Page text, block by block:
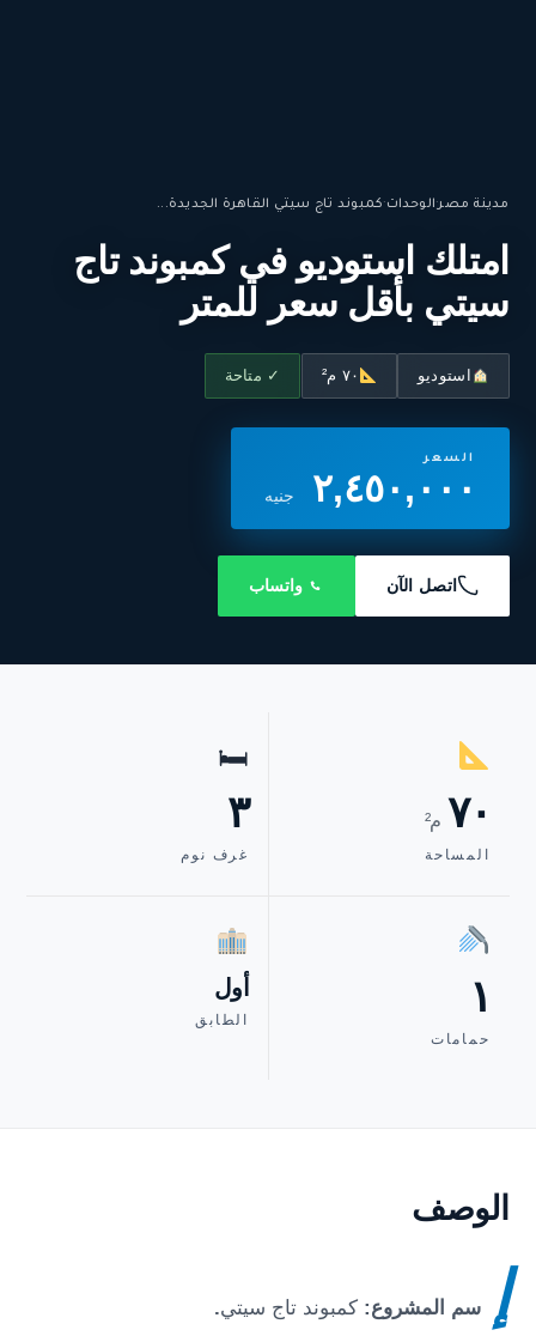
مدينة مصر·الوحدات·كمبوند تاج سيتي القاهرة الجديدة...
امتلك استوديو في كمبوند تاج
سيتي بأقل سعر للمتر
استوديو ٧٠ م² ✓ متاحة
السعر
٢,٤٥٠,٠٠٠ جنيه
اتصل الآن واتساب
٧٠ م²
المساحة
🛏
٣
غرف نوم
١
حمامات
أول
الطابق
الوصف
إ سم المشروع:كمبوند تاج سيتي.